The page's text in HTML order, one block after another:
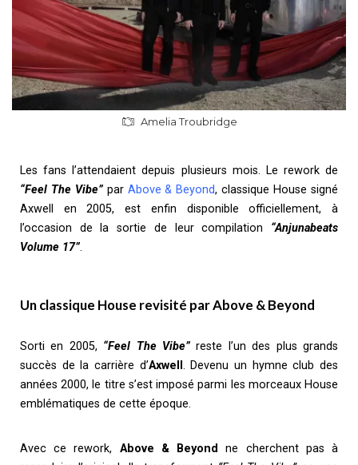
Amelia Troubridge
Les fans l’attendaient depuis plusieurs mois. Le rework de
“Feel The Vibe”par Above & Beyond, classique House signé
Axwell en 2005, est enfin disponible officiellement, à
l’occasion de la sortie de leur compilation “Anjunabeats
Volume 17”.
Un classique House revisité par Above & Beyond
Sorti en 2005, “Feel The Vibe” reste l’un des plus grands
succès de la carrière d’Axwell . Devenu un hymne club des
années 2000, le titre s’est imposé parmi les morceaux House
emblématiques de cette époque.
Avec ce rework, Above & Beyond
ne cherchent pas à